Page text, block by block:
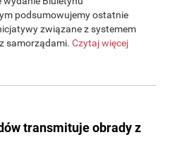
podsumowujemy ostatnie
związane z systemem
samorządami. Czytaj więcej
transmituje obrady z